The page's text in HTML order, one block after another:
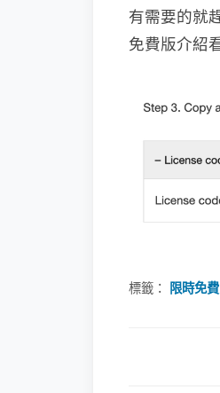
有需要的就
免費版介紹
標籤： 限時免費